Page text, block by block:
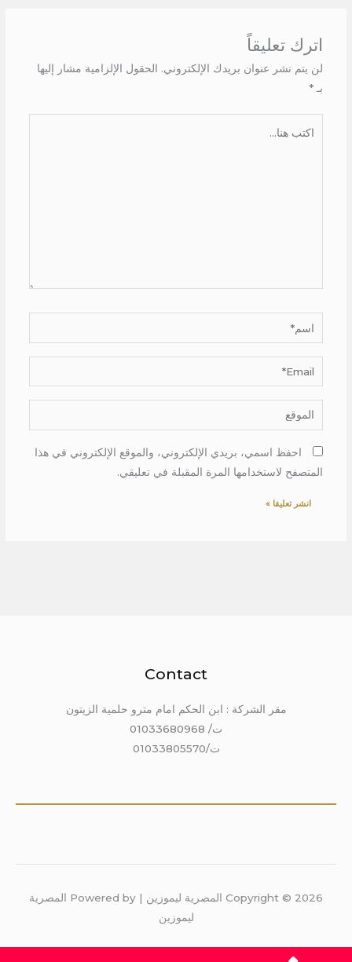
اترك تعليقاً
لن يتم نشر عنوان بريدك الإلكتروني. الحقول الإلزامية مشار إليها
بـ *
اسم*
Email*
الموقع
احفظ اسمي، بريدي الإلكتروني، والموقع الإلكتروني في هذا
المتصفح لاستخدامها المرة المقبلة في تعليقي.
Contact
مقر الشركة : ابن الحكم امام مترو حلمية الزيتون
ت/ 01033680968
ت/01033805570
Copyright © 2026 المصرية ليموزين | Powered by المصرية
ليموزين